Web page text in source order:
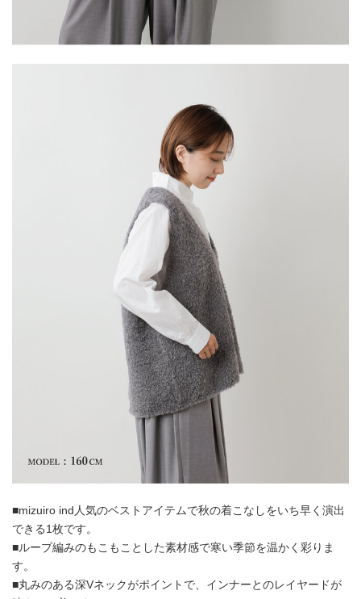
■mizuiro ind人気のベストアイテムで秋の着こなしをいち早く演出
できる1枚です。
■ループ編みのもこもことした素材感で寒い季節を温かく彩りま
す。
■丸みのある深Vネックがポイントで、インナーとのレイヤードが